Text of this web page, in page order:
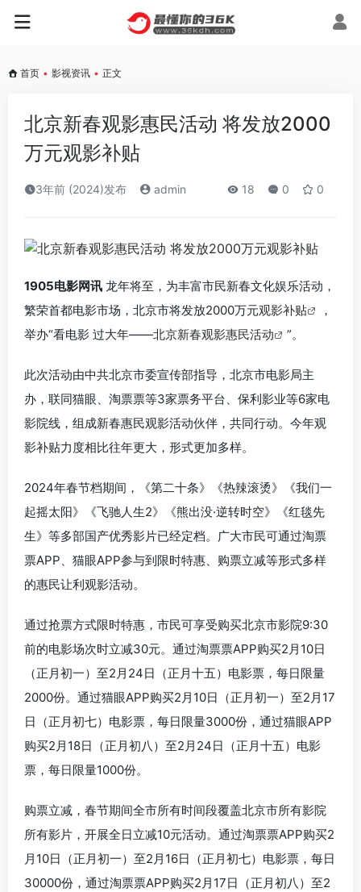
首页 • 影视资讯 • 正文
北京新春观影惠民活动 将发放2000
万元观影补贴
3年前 (2024)发布 admin 18 0 0
1905电影网讯 龙年将至，为丰富市民新春文化娱乐活动，
繁荣首都电影市场，北京市将发放2000万元观影补贴
，
举办“看电影 过大年——北京新春观影惠民活动 ”。
此次活动由中共北京市委宣传部指导，北京市电影局主
办，联同猫眼、淘票票等3家票务平台、保利影业等6家电
影院线，组成新春惠民观影活动伙伴，共同行动。今年观
影补贴力度相比往年更大，形式更加多样。
2024年春节档期间，《第二十条》《热辣滚烫》《我们一
起摇太阳》《飞驰人生2》《熊出没·逆转时空》《红毯先
生》等多部国产优秀影片已经定档。广大市民可通过淘票
票APP、猫眼APP参与到限时特惠、购票立减等形式多样
的惠民让利观影活动。
通过抢票方式限时特惠，市民可享受购买北京市影院9:30
前的电影场次时立减30元。通过淘票票APP购买2月10日
（正月初一）至2月24日（正月十五）电影票，每日限量
2000份。通过猫眼APP购买2月10日（正月初一）至2月17
日（正月初七）电影票，每日限量3000份，通过猫眼APP
购买2月18日（正月初八）至2月24日（正月十五）电影
票，每日限量1000份。
购票立减，春节期间全市所有时间段覆盖北京市所有影院
所有影片，开展全日立减10元活动。通过淘票票APP购买2
月10日（正月初一）至2月16日（正月初七）电影票，每日
30000份，通过淘票票APP购买2月17日（正月初八）至2